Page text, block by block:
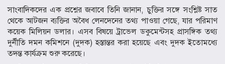
সাংবাদিকদের এক প্রশ্নের জবাবে তিনি জানান, চুক্তির সঙ্গে সংশ্লিষ্ট সাত
থেকে আটজন ব্যক্তির অবৈধ লেনদেনের তথ্য পাওয়া গেছে, যার পরিমাণ
কয়েক মিলিয়ন ডলার। এসব বিষয়ে ট্রাভেল ডকুমেন্টসহ প্রাসঙ্গিক তথ্য
দুর্নীতি দমন কমিশনে (দুদক) হস্তান্তর করা হয়েছে এবং দুদক ইতোমধ্যে
তদন্ত কার্যক্রম শুরু করেছে।